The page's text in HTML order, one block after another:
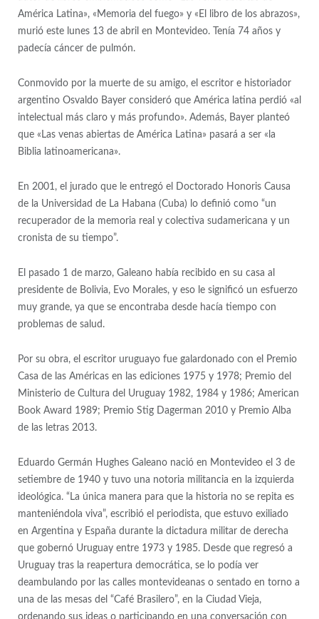
América Latina», «Memoria del fuego» y «El libro de los abrazos»,
murió este lunes 13 de abril en Montevideo. Tenía 74 años y
padecía cáncer de pulmón.
Conmovido por la muerte de su amigo, el escritor e historiador
argentino Osvaldo Bayer consideró que América latina perdió «al
intelectual más claro y más profundo». Además, Bayer planteó
que «Las venas abiertas de América Latina» pasará a ser «la
Biblia latinoamericana».
En 2001, el jurado que le entregó el Doctorado Honoris Causa
de la Universidad de La Habana (Cuba) lo definió como “un
recuperador de la memoria real y colectiva sudamericana y un
cronista de su tiempo”.
El pasado 1 de marzo, Galeano había recibido en su casa al
presidente de Bolivia, Evo Morales, y eso le significó un esfuerzo
muy grande, ya que se encontraba desde hacía tiempo con
problemas de salud.
Por su obra, el escritor uruguayo fue galardonado con el Premio
Casa de las Américas en las ediciones 1975 y 1978; Premio del
Ministerio de Cultura del Uruguay 1982, 1984 y 1986; American
Book Award 1989; Premio Stig Dagerman 2010 y Premio Alba
de las letras 2013.
Eduardo Germán Hughes Galeano nació en Montevideo el 3 de
setiembre de 1940 y tuvo una notoria militancia en la izquierda
ideológica. “La única manera para que la historia no se repita es
manteniéndola viva”, escribió el periodista, que estuvo exiliado
en Argentina y España durante la dictadura militar de derecha
que gobernó Uruguay entre 1973 y 1985. Desde que regresó a
Uruguay tras la reapertura democrática, se lo podía ver
deambulando por las calles montevideanas o sentado en torno a
una de las mesas del “Café Brasilero”, en la Ciudad Vieja,
ordenando sus ideas o participando en una conversación con